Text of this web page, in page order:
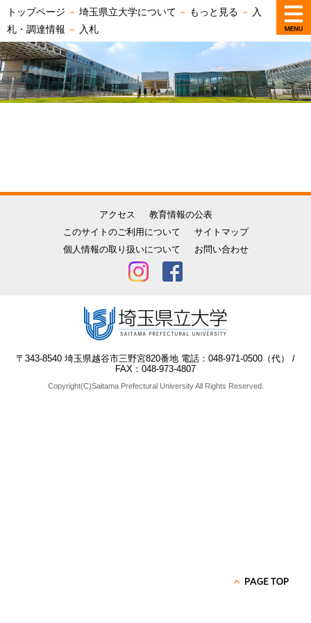
トップページ － 埼玉県立大学について － もっと見る －
入
札・調達情報 － 入札
アクセス
教育情報の公表
このサイトのご利用について
サイトマップ
個人情報の取り扱いについて
お問い合わせ
〒343-8540 埼玉県越谷市三野宮820番地 電話：048-971-0500（代） /
FAX：048-973-4807
Copyright(C)Saitama Prefectural University All Rights Reserved.